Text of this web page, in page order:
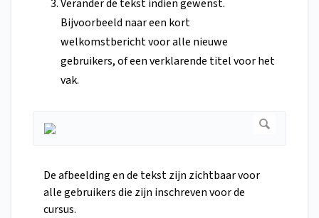
Verander de tekst indien gewenst.
Bijvoorbeeld naar een kort
welkomstbericht voor alle nieuwe
gebruikers, of een verklarende titel voor het
vak.
De afbeelding en de tekst zijn zichtbaar voor
alle gebruikers die zijn inschreven voor de
cursus.